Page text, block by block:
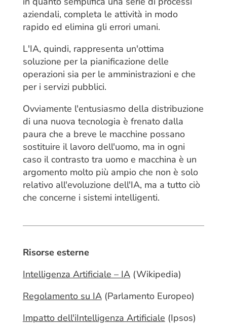
aziendali, completa le attività in modo
rapido ed elimina gli errori umani.
L'IA, quindi, rappresenta un'ottima
soluzione per la pianificazione delle
operazioni sia per le amministrazioni e che
per i servizi pubblici.
Ovviamente l'entusiasmo della distribuzione
di una nuova tecnologia è frenato dalla
paura che a breve le macchine possano
sostituire il lavoro dell'uomo, ma in ogni
caso il contrasto tra uomo e macchina è un
argomento molto più ampio che non è solo
relativo all'evoluzione dell'IA, ma a tutto ciò
che concerne i sistemi intelligenti.
Risorse esterne
Intelligenza Artificiale – IA(Wikipedia)
Regolamento su IA(Parlamento Europeo)
Impatto dell'iIntelligenza Artificiale (Ipsos)